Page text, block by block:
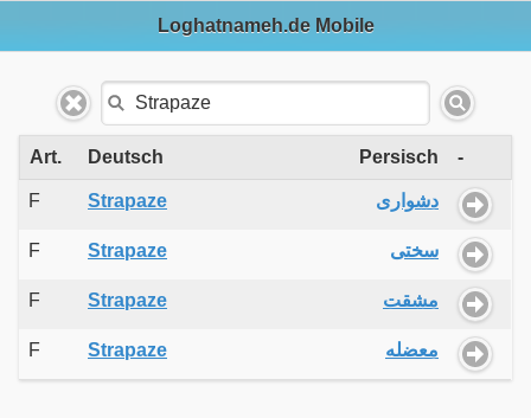
Loghatnameh.de Mobile
Art. Deutsch Persisch -
F Strapaze دشواری
F Strapaze سختی
F Strapaze مشقت
F Strapaze معضله